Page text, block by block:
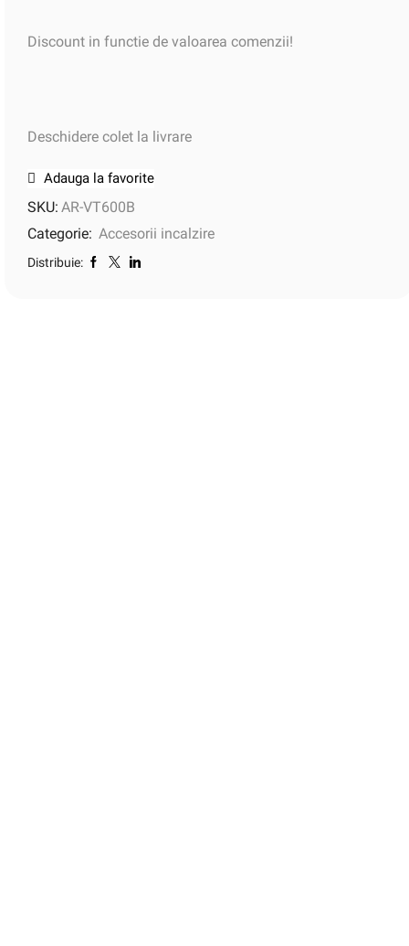
Discount in functie de valoarea comenzii!
Deschidere colet la livrare
Adauga la favorite
SKU: AR-VT600B
Categorie: Accesorii incalzire
Distribuie: